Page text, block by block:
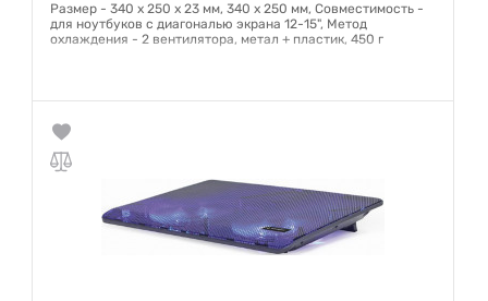
Размер - 340 x 250 x 23 мм, 340 x 250 мм, Совместимость -
для ноутбуков с диагональю экрана 12-15", Метод
охлаждения - 2 вентилятора, метал + пластик, 450 г